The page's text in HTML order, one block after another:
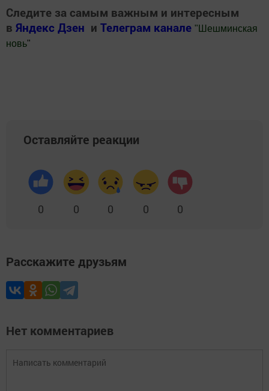
Следите за самым важным и интересным
в Яндекс Дзен и Телеграм канале " Шешминская
новь"
Оставляйте реакции
0 0 0 0 0
Расскажите друзьям
Нет комментариев